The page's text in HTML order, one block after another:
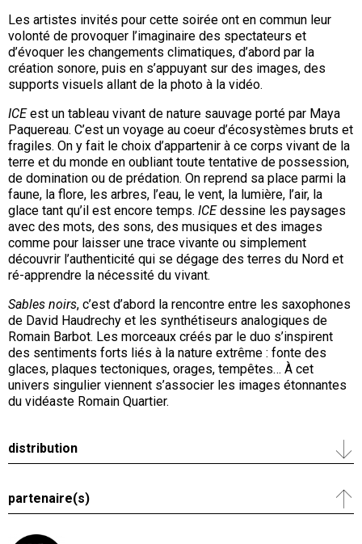
Les artistes invités pour cette soirée ont en commun leur
volonté de provoquer l’imaginaire des spectateurs et
d’évoquer les changements climatiques, d’abord par la
création sonore, puis en s’appuyant sur des images, des
supports visuels allant de la photo à la vidéo.
ICEest un tableau vivant de nature sauvage porté par Maya
Paquereau. C’est un voyage au coeur d’écosystèmes bruts et
fragiles. On y fait le choix d’appartenir à ce corps vivant de la
terre et du monde en oubliant toute tentative de possession,
de domination ou de prédation. On reprend sa place parmi la
faune, la flore, les arbres, l’eau, le vent, la lumière, l’air, la
glace tant qu’il est encore temps. ICEdessine les paysages
avec des mots, des sons, des musiques et des images
comme pour laisser une trace vivante ou simplement
découvrir l’authenticité qui se dégage des terres du Nord et
ré-apprendre la nécessité du vivant.
Sables noirs, c’est d’abord la rencontre entre les saxophones
de David Haudrechy et les synthétiseurs analogiques de
Romain Barbot. Les morceaux créés par le duo s’inspirent
des sentiments forts liés à la nature extrême : fonte des
glaces, plaques tectoniques, orages, tempêtes… À cet
univers singulier viennent s’associer les images étonnantes
du vidéaste Romain Quartier.
distribution
partenaire(s)